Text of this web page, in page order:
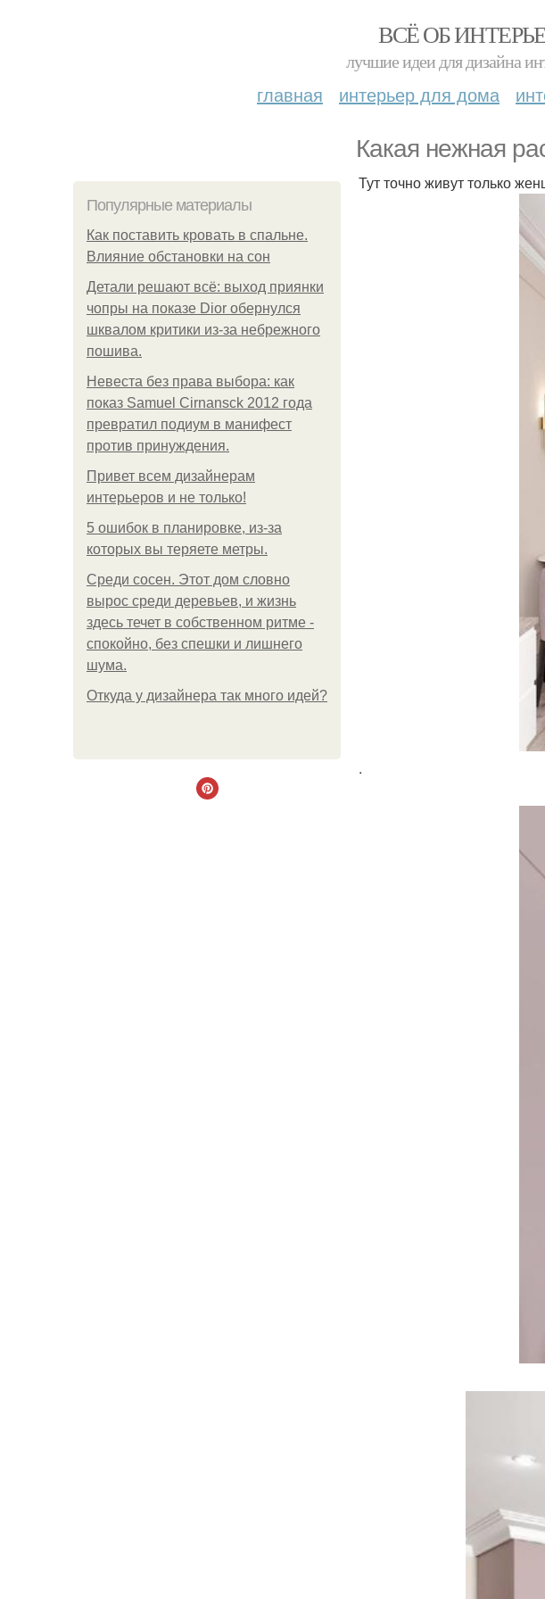
ВСЁ ОБ
лучшие идеи для дизайна
главная интерьер для дома
Какая нежная
Популярные материалы
Как поставить кровать в спальне.
Влияние обстановки на сон
Детали решают всё: выход приянки
чопры на показе Dior обернулся
шквалом критики из-за небрежного
пошива.
Невеста без права выбора: как
показ Samuel Cirnansck 2012 года
превратил подиум в манифест
против принуждения.
Привет всем дизайнерам
интерьеров и не только!
5 ошибок в планировке, из-за
которых вы теряете метры.
Среди сосен. Этот дом словно
вырос среди деревьев, и жизнь
здесь течет в собственном ритме -
спокойно, без спешки и лишнего
шума.
Откуда у дизайнера так много идей?
Тут точно живут только
.